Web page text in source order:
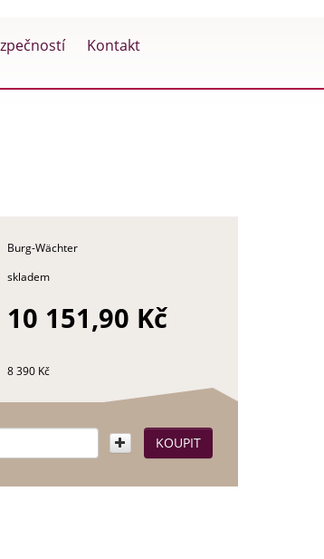
Kontakt
Burg-Wächter
skladem
10 151,90 Kč
8 390 Kč